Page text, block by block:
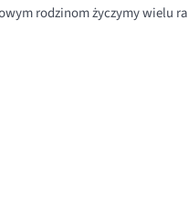
rodzinom życzymy wielu